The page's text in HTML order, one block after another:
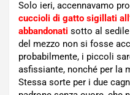
Solo ieri, accennavamo
cuccioli di gatto sigillati
abbandonati sotto al
del mezzo non si fosse
probabilmente, i piccoli
asfissiante, nonché per la
Stessa sorte per i due